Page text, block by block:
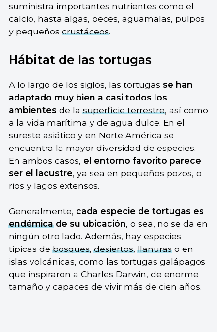
suministra importantes nutrientes como el
calcio, hasta algas, peces, aguamalas, pulpos
y pequeñoscrustáceos.
Hábitat de las tortugas
A lo largo de los siglos, las tortugas se han
adaptado muy bien a casi todos los
ambientes de lasuperficie terrestre, así como
a la vida marítima y de agua dulce. En el
sureste asiático y en Norte América se
encuentra la mayor diversidad de especies.
En ambos casos, el entorno favorito parece
ser el lacustre, ya sea en pequeños pozos, o
ríos y lagos extensos.
Generalmente, cada especie de tortugas es
endémicade su ubicación, o sea, no se da en
ningún otro lado. Además, hay especies
típicas debosques,desiertos,llanuraso en
islas volcánicas, como las tortugas galápagos
que inspiraron a Charles Darwin, de enorme
tamaño y capaces de vivir más de cien años.